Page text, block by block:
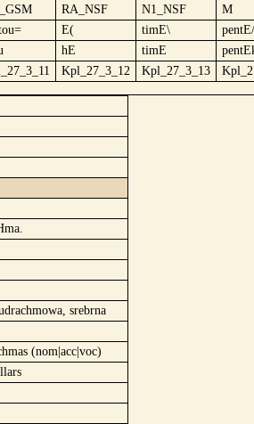
RA_NSF N1_NSF
M
E( timE\
hE timE
Kpl_27_3_12 Kpl_27_3_13
srebrna
(nom|acc|voc)